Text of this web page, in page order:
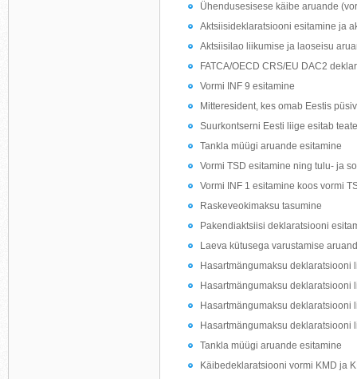
Ühendusesisese käibe aruande
Aktsiisideklaratsiooni esitamine ja
Aktsiisilao liikumise ja laoseisu
FATCA/OECD CRS/EU DAC2
Vormi INF 9 esitamine
Mitteresident, kes omab Eestis
Suurkontserni Eesti liige esitab
Tankla müügi aruande esitamine
Vormi TSD esitamine ning tulu- ja
Vormi INF 1 esitamine koos vormi
Raskeveokimaksu tasumine
Pakendiaktsiisi deklaratsiooni
Laeva kütusega varustamise
Hasartmängumaksu deklaratsiooni
Hasartmängumaksu deklaratsiooni
Hasartmängumaksu deklaratsiooni
Hasartmängumaksu deklaratsiooni
Tankla müügi aruande esitamine
Käibedeklaratsiooni vormi KMD ja